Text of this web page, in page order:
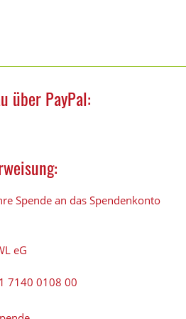
über PayPal:
Spende an das Spendenkonto
eG
7140 0108 00